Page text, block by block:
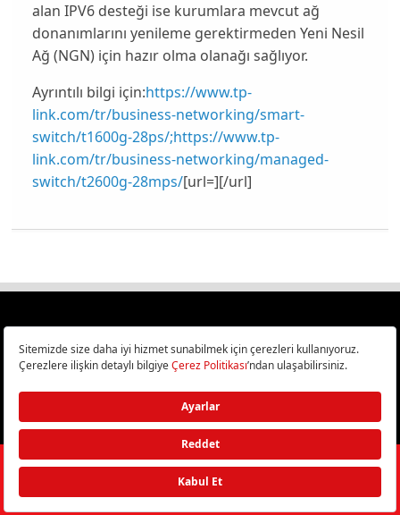
alan IPV6 desteği ise kurumlara mevcut ağ
donanımlarını yenileme gerektirmeden Yeni Nesil
Ağ (NGN) için hazır olma olanağı sağlıyor.
Ayrıntılı bilgi için:https://www.tp-
link.com/tr/business-networking/smart-
switch/t1600g-28ps/;https://www.tp-
link.com/tr/business-networking/managed-
switch/t2600g-28mps/[url=][/url]
Türkiye
Bilişim ve Teknoloji Haberleri CHIP Online’da!
©2026Doğan Burda Dergi Yayıncılık ve Pazarlama A.Ş./ Tüm hakları
saklıdır.